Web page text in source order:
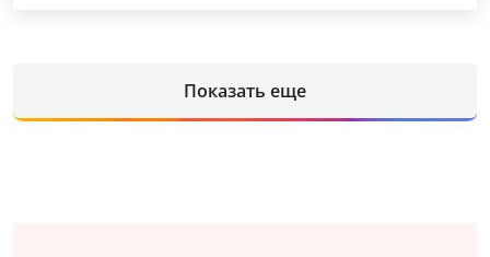
Показать еще